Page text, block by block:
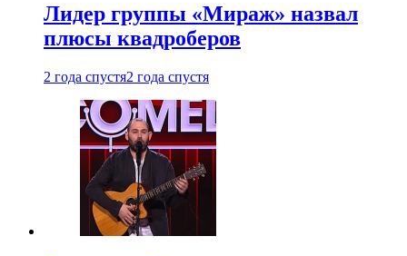
Лидер группы «Мираж» назвал
плюсы квадроберов
2 года спустя2 года спустя